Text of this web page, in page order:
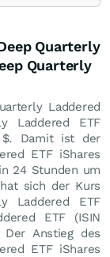
Quarterly
Quarterly
Laddered
Laddered ETF
$. Damit ist der
ETF iShares
24 Stunden um
sich der Kurs
Laddered ETF
ETF (ISIN
Anstieg des
ETF iShares